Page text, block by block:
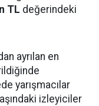
TL değerindeki
ayrılan en
yarışmacılar
izleyiciler